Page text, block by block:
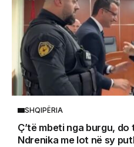
SHQIPËRIA
Ç’të mbeti nga burgu, do
Ndrenika me lot në sy